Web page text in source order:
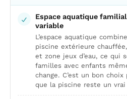
Espace aquatique
variable
L’espace aquatique
piscine extérieure
et zone jeux d’eau, ce qui
familles avec enfants
change. C’est un bon
que la piscine reste un